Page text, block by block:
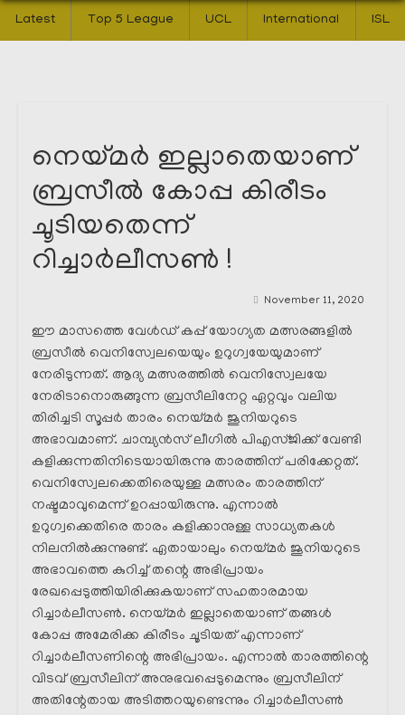
Latest Top 5 League UCL International ISL
നെയ്മർ ഇല്ലാതെയാണ്
ബ്രസീൽ കോപ്പ കിരീടം
ചൂടിയതെന്ന്
റിച്ചാർലീസൺ !
November 11, 2020
ഈ മാസത്തെ വേൾഡ് കപ്പ് യോഗ്യത മത്സരങ്ങളിൽ
ബ്രസീൽ വെനിസ്വേലയെയും ഉറുഗ്വയേയുമാണ്
നേരിടുന്നത്. ആദ്യ മത്സരത്തിൽ വെനിസ്വേലയേ
നേരിടാനൊരുങ്ങുന്ന ബ്രസീലിനേറ്റ ഏറ്റവും വലിയ
തിരിച്ചടി സൂപ്പർ താരം നെയ്മർ ജൂനിയറുടെ
അഭാവമാണ്. ചാമ്പ്യൻസ് ലീഗിൽ പിഎസ്ജിക്ക്‌ വേണ്ടി
കളിക്കുന്നതിനിടെയായിരുന്നു താരത്തിന് പരിക്കേറ്റത്.
വെനിസ്വേലക്കെതിരെയുള്ള മത്സരം താരത്തിന്
നഷ്ടമാവുമെന്ന് ഉറപ്പായിരുന്നു. എന്നാൽ
ഉറുഗ്വക്കെതിരെ താരം കളിക്കാനുള്ള സാധ്യതകൾ
നിലനിൽക്കുന്നുണ്ട്. ഏതായാലും നെയ്മർ ജൂനിയറുടെ
അഭാവത്തെ കുറിച്ച് തന്റെ അഭിപ്രായം
രേഖപ്പെടുത്തിയിരിക്കുകയാണ് സഹതാരമായ
റിച്ചാർലീസൺ. നെയ്മർ ഇല്ലാതെയാണ് തങ്ങൾ
കോപ്പ അമേരിക്ക കിരീടം ചൂടിയത് എന്നാണ്
റിച്ചാർലീസണിന്റെ അഭിപ്രായം. എന്നാൽ താരത്തിന്റെ
വിടവ് ബ്രസീലിന് അനുഭവപ്പെടുമെന്നും ബ്രസീലിന്
അതിന്റേതായ അടിത്തറയുണ്ടെന്നും റിച്ചാർലീസൺ